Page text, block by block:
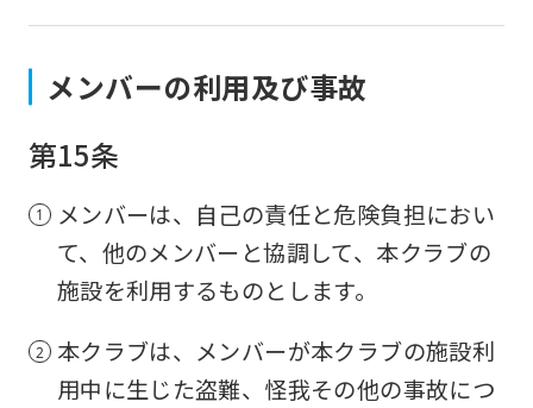
メンバーの利用及び事故
第15条
メンバーは、自己の責任と危険負担におい
て、他のメンバーと協調して、本クラブの
施設を利用するものとします。
本クラブは、メンバーが本クラブの施設利
用中に生じた盗難、怪我その他の事故につ